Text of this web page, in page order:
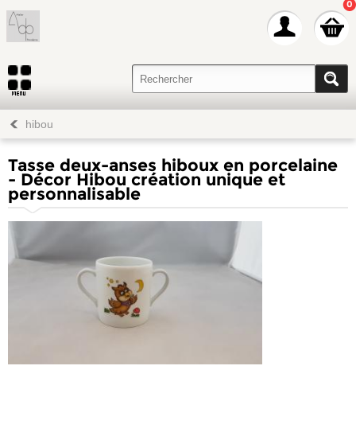
0
hibou
Tasse deux-anses hiboux en porcelaine
- Décor Hibou création unique et
personnalisable